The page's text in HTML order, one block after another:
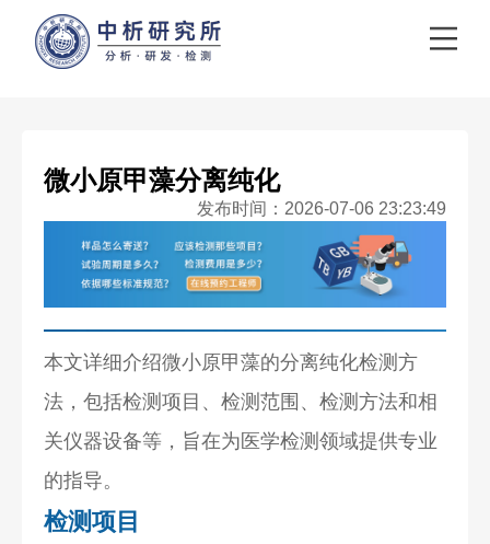
微小原甲藻分离纯化
发布时间：2026-07-06 23:23:49
本文详细介绍微小原甲藻的分离纯化检测方
法，包括检测项目、检测范围、检测方法和相
关仪器设备等，旨在为医学检测领域提供专业
的指导。
检测项目